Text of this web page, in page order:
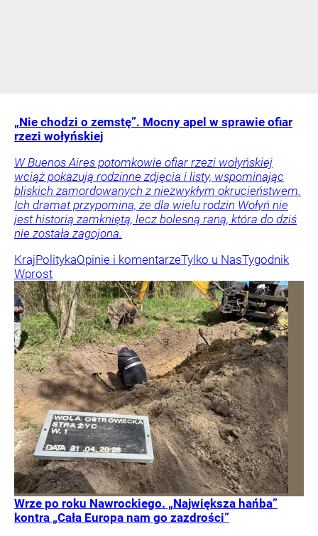
„Nie chodzi o zemstę”. Mocny apel w sprawie ofiar
rzezi wołyńskiej
W Buenos Aires potomkowie ofiar rzezi wołyńskiej
wciąż pokazują rodzinne zdjęcia i listy, wspominając
bliskich zamordowanych z niezwykłym okrucieństwem.
Ich dramat przypomina, że dla wielu rodzin Wołyń nie
jest historią zamkniętą, lecz bolesną raną, która do dziś
nie została zagojona.
KrajPolitykaOpinie i komentarzeTylko u NasTygodnik
Wprost
Wrze po roku Nawrockiego. „Największa hańba”
kontra „Cała Europa nam go zazdrości”